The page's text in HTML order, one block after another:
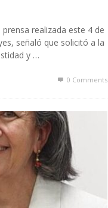
realizada este 4 de
señaló que solicitó a la
y …
0 Comments